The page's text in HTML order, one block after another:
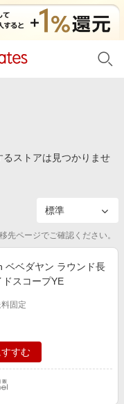
ストアは見つかりませ
先ページでご確認ください。
ベベダヤン ラウンド長
ドスコープYE
固定
すむ